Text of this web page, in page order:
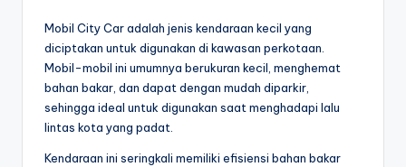
Mobil City Car adalah jenis kendaraan kecil yang
diciptakan untuk digunakan di kawasan perkotaan.
Mobil-mobil ini umumnya berukuran kecil, menghemat
bahan bakar, dan dapat dengan mudah diparkir,
sehingga ideal untuk digunakan saat menghadapi lalu
lintas kota yang padat.
Kendaraan ini seringkali memiliki efisiensi bahan bakar